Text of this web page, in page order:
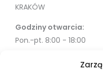
KRAKÓW
Godziny otwarcia:
Pon.-pt. 8:00 - 18:00